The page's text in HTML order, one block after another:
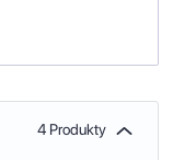
4 Produkty